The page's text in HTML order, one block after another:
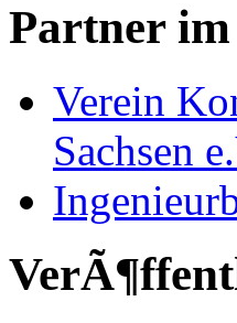
Partner
Verein
Sachsen